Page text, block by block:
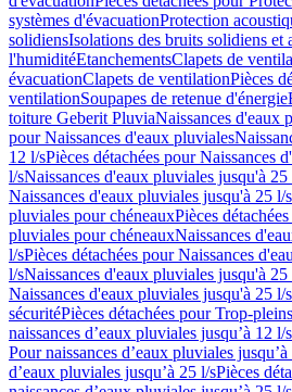
systèmes d'évacuationProtection
solidiensIsolations des bruits solidiens et
l'humiditéEtanchementsClapets de
évacuationClapets de ventilationPièces
ventilationSoupapes de retenue d'énergie
toiture Geberit PluviaNaissances d'eaux
pour Naissances d'eaux pluviales
12 l/sPièces détachées pour Naissances
l/sNaissances d'eaux pluviales jusqu'à 25
Naissances d'eaux pluviales jusqu'à 25 l/s
pluviales pour chéneauxPièces
pluviales pour chéneauxNaissances
l/sPièces détachées pour Naissances
l/sNaissances d'eaux pluviales jusqu'à 25
Naissances d'eaux pluviales jusqu'à 25 l/s
sécuritéPièces détachées pour Trop-
naissances d’eaux pluviales jusqu’à 12 l/s
Pour naissances d’eaux pluviales
d’eaux pluviales jusqu’à 25 l/sPièces